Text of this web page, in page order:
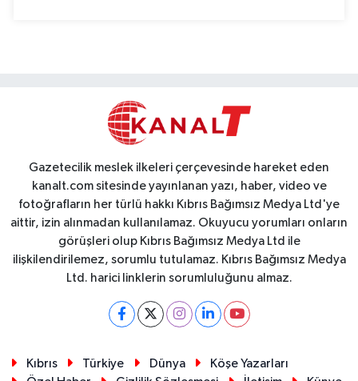
Gazetecilik meslek ilkeleri çerçevesinde hareket eden
kanalt.com sitesinde yayınlanan yazı, haber, video ve
fotoğrafların her türlü hakkı Kıbrıs Bağımsız Medya Ltd'ye
aittir, izin alınmadan kullanılamaz. Okuyucu yorumları onların
görüşleri olup Kıbrıs Bağımsız Medya Ltd ile
ilişkilendirilemez, sorumlu tutulamaz. Kıbrıs Bağımsız Medya
Ltd. harici linklerin sorumluluğunu almaz.
Kıbrıs Türkiye Dünya
Köşe Yazarları